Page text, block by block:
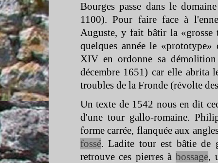
Bourges passe dans le
1100). Pour faire face à
Auguste, y fait bâtir la
quelques année le
XIV en ordonne sa
décembre 1651) car elle abrita
troubles de la Fronde (révolte
Un texte de 1542 nous en dit
d'une tour gallo-romaine.
forme carrée, flanquée aux
fossé. Ladite tour est bâtie de
retrouve ces pierres àbossage,